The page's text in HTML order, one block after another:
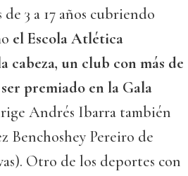
3 a 17 años cubriendo
el Escola Atlética
cabeza, un club con más de
premiado en la Gala
Andrés Ibarra también
Benchoshey Pereiro de
Otro de los deportes con